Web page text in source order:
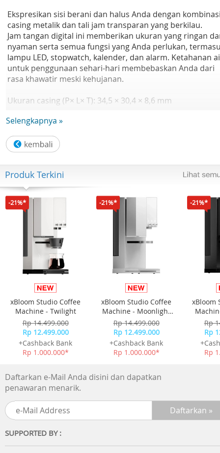
Ekspresikan sisi berani dan halus Anda dengan
casing metalik dan tali jam transparan yang berkilau.
Jam tangan digital ini memberikan ukuran yang ringan
nyaman serta semua fungsi yang Anda perlukan,
lampu LED, stopwatch, kalender, dan alarm. Ketahanan
untuk penggunaan sehari-hari membebaskan Anda dari
rasa khawatir meski kehujanan.
Ukuran casing (P× L× T): 34,5 × 30,4 × 8,6 mm
Bahan casing dan bezel: Resin
Anti air
Catu daya dan masa pakai baterai masa pakai baterai: 5
tahun pada CR1616
Kaca : Kaca Resin
Ukuran tali yang kompatibel: 125 hingga 180 mm
- Stopwatch 1/100 detik
- Kapasitas pengukuran: 59'59.99"
- Mode pengukuran: Waktu berlalu, waktu split, waktu
posisi pertama dan kedua
Sinyal alarm/waktu setiap jam
- Alarm harian
- Sinyal waktu setiap jam
Lampu: lampu LED
LED warna terang: Kuning
Kalender otomatis (kalender otomatis disetel pada 28
untuk bulan Februari)
Fitur lainnya
- Format 12/24 jam
- Ketepatan waktu reguler: Jam, menit, detik, sore,
hari
Selengkapnya »
Produk Terkini
-21%*
xBloom Studio Coffee
Machine - Twilight
Rp 14.499.000
Rp 12.499.000
+Cashback Bank
Rp 1.000.000*
-21%*
xBloom Studio Coffee
Machine - Moonlight
White
Rp 14.499.000
Rp 12.499.000
+Cashback Bank
Rp 1.000.000*
-21%*
xBloom
Rp
Rp
Rp
Daftarkan e-Mail Anda disini dan dapatkan
penawaran menarik.
SUPPORTED BY :